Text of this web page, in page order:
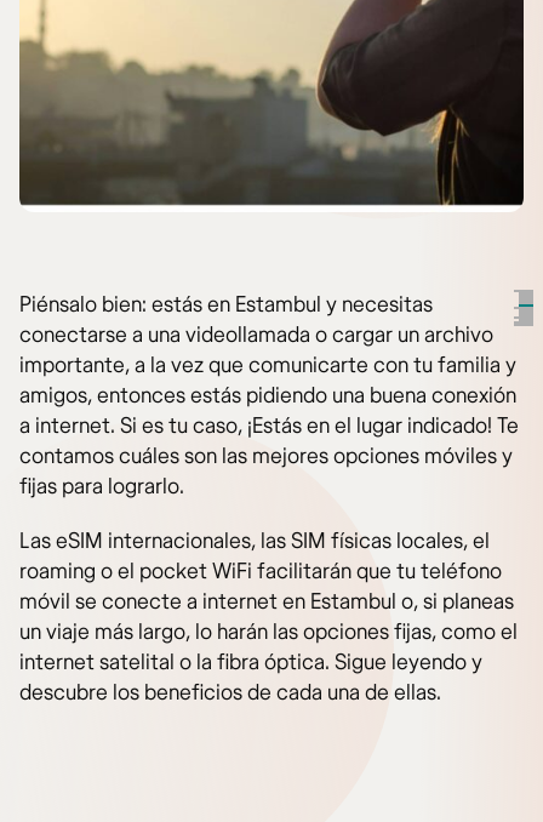
Piénsalo bien: estás en Estambul y necesitas
conectarse a una videollamada o cargar un archivo
importante, a la vez que comunicarte con tu familia y
amigos, entonces estás pidiendo una buena conexión
a internet. Si es tu caso, ¡Estás en el lugar indicado! Te
contamos cuáles son las mejores opciones móviles y
fijas para lograrlo.
Las eSIM internacionales, las SIM físicas locales, el
roaming o el pocket WiFi facilitarán que tu teléfono
móvil se conecte a internet en Estambul o, si planeas
un viaje más largo, lo harán las opciones fijas, como el
internet satelital o la fibra óptica. Sigue leyendo y
descubre los beneficios de cada una de ellas.